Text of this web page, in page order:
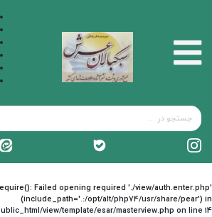
Failed opening required './view/auth.enter.php'
(include_path='.:/opt/alt/php74/usr/share/pear') in
view/template/esar/masterview.php on line 14